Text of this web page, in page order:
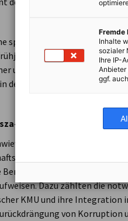
spannende Zeit. Als Teil
10 Tage vor
unmittelbar nach den
der
Programm abgebildet
sich die Erwartungen
Prioritäten der
auf, die aus Sicht der
Dazu zählten die
KMU und ihre
von Korruption
Fremde
Inhalte
sozialer
Ihre IP-
Anbieter
ggf.